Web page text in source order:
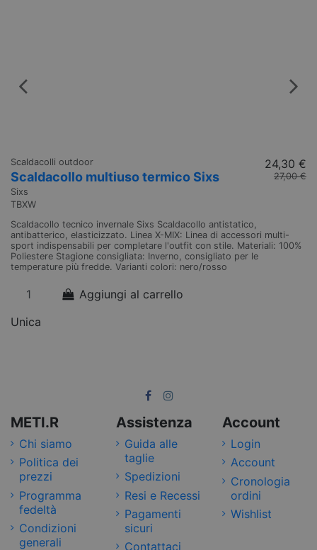
Scaldacolli outdoor
Scaldacollo multiuso termico Sixs
Sixs
TBXW
24,30 €
27,00 €
Scaldacollo tecnico invernale Sixs Scaldacollo antistatico,
antibatterico, elasticizzato. Linea X-MIX: Linea di accessori multi-
sport indispensabili per completare l'outfit con stile. Materiali: 100%
Poliestere Stagione consigliata: Inverno, consigliato per le
temperature più fredde. Varianti colori: nero/rosso
Aggiungi al carrello
Unica
METI.R
Chi siamo
Politica dei
prezzi
Programma
fedeltà
Condizioni
generali
Assistenza
Guida alle
taglie
Spedizioni
Resi e Recessi
Pagamenti
sicuri
Contattaci
Account
Login
Account
Cronologia
ordini
Wishlist